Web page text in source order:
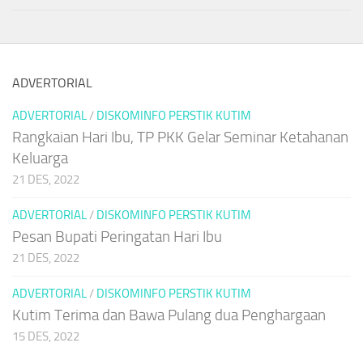
ADVERTORIAL
ADVERTORIAL / DISKOMINFO PERSTIK KUTIM
Rangkaian Hari Ibu, TP PKK Gelar Seminar Ketahanan
Keluarga
21 DES, 2022
ADVERTORIAL / DISKOMINFO PERSTIK KUTIM
Pesan Bupati Peringatan Hari Ibu
21 DES, 2022
ADVERTORIAL / DISKOMINFO PERSTIK KUTIM
Kutim Terima dan Bawa Pulang dua Penghargaan
15 DES, 2022